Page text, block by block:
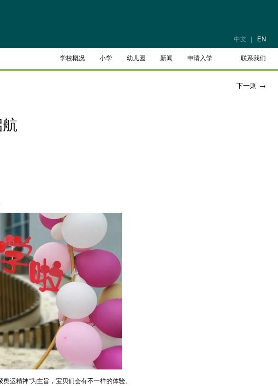
EN
中文
学校概况 小学 幼儿园 新闻 申请入学 联系我们
下一则 →
运精神”为主旨，宝贝们会有不一样的体验。